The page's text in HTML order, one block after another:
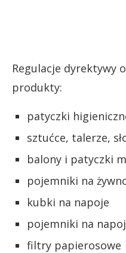
Regulacje dyrektywy
produkty:
patyczki
sztućce, talerze,
balony i patyczki
pojemniki na
kubki na napoje
pojemniki na
filtry papierosowe